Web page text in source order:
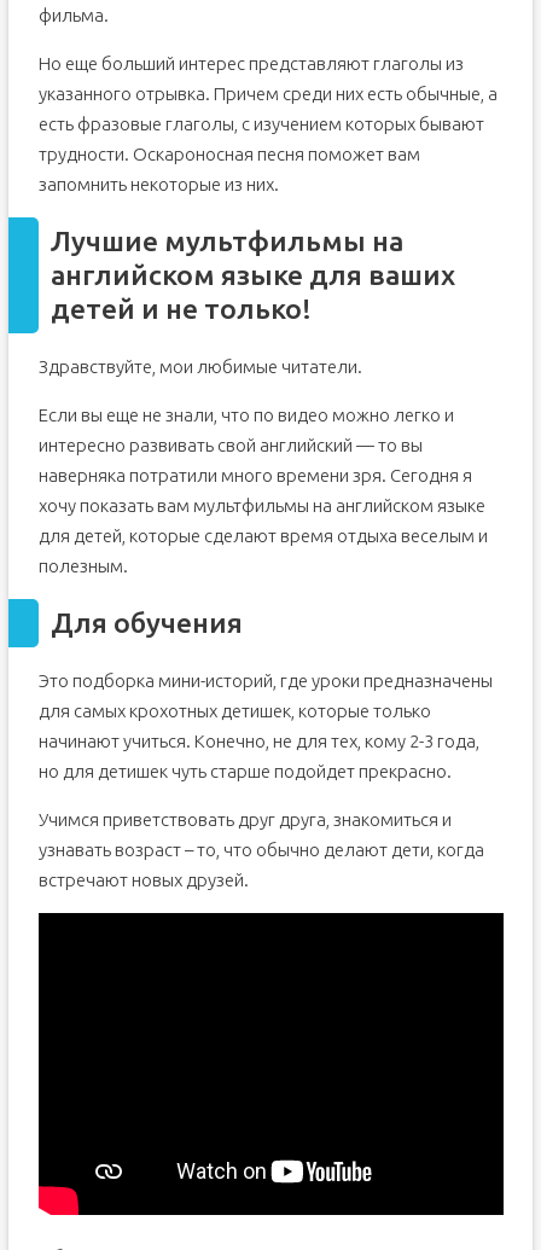
фильма.
Но еще больший интерес представляют глаголы из
указанного отрывка. Причем среди них есть обычные, а
есть фразовые глаголы, с изучением которых бывают
трудности. Оскароносная песня поможет вам
запомнить некоторые из них.
Лучшие мультфильмы на
английском языке для ваших
детей и не только!
Здравствуйте, мои любимые читатели.
Если вы еще не знали, что по видео можно легко и
интересно развивать свой английский — то вы
наверняка потратили много времени зря. Сегодня я
хочу показать вам мультфильмы на английском языке
для детей, которые сделают время отдыха веселым и
полезным.
Для обучения
Это подборка мини-историй, где уроки предназначены
для самых крохотных детишек, которые только
начинают учиться. Конечно, не для тех, кому 2-3 года,
но для детишек чуть старше подойдет прекрасно.
Учимся приветствовать друг друга, знакомиться и
узнавать возраст – то, что обычно делают дети, когда
встречают новых друзей.